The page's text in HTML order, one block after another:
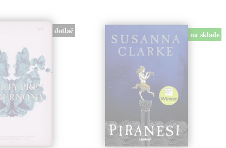
dotlač na sklade